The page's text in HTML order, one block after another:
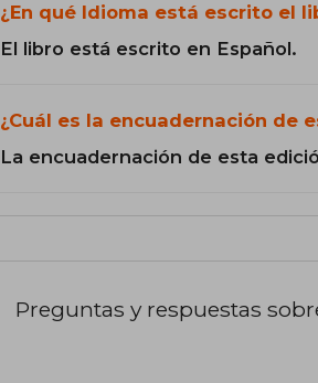
¿En qué Idioma está escrito el
El libro está escrito en Español.
¿Cuál es la encuadernación de
La encuadernación de esta
Preguntas y respuestas